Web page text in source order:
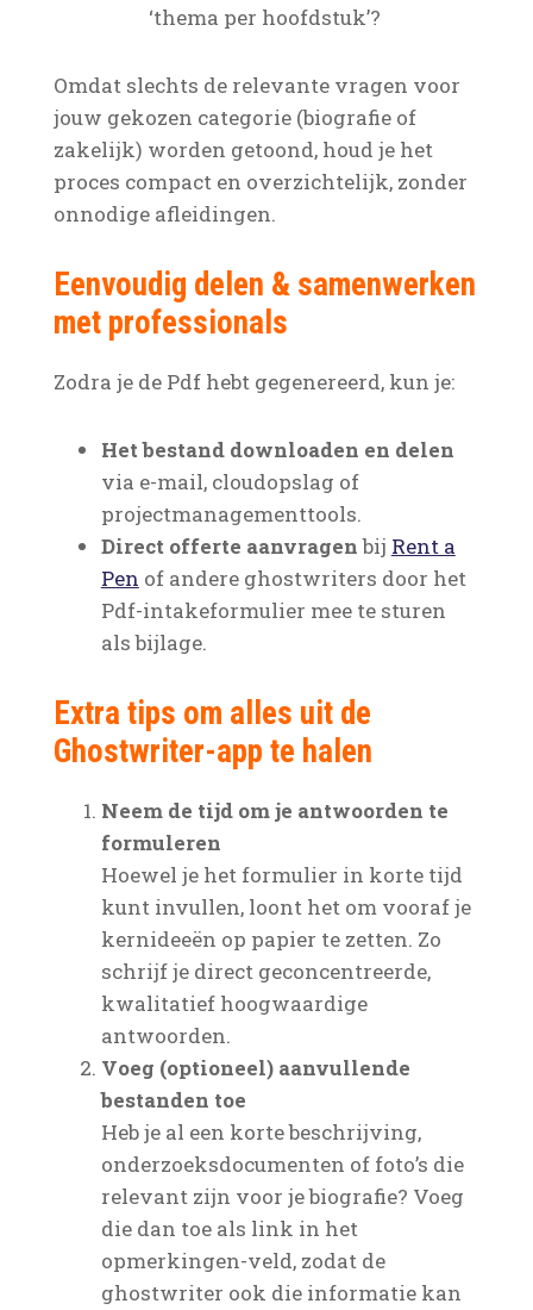
‘thema per hoofdstuk’?
Omdat slechts de relevante vragen voor
jouw gekozen categorie (biografie of
zakelijk) worden getoond, houd je het
proces compact en overzichtelijk, zonder
onnodige afleidingen.
Eenvoudig delen & samenwerken
met professionals
Zodra je de Pdf hebt gegenereerd, kun je:
Het bestand downloaden en delen
via e-mail, cloudopslag of
projectmanagementtools.
Direct offerte aanvragenbij Rent a
Pen of andere ghostwriters door het
Pdf-intakeformulier mee te sturen
als bijlage.
Extra tips om alles uit de
Ghostwriter-app te halen
Neem de tijd om je antwoorden te
formuleren
Hoewel je het formulier in korte tijd
kunt invullen, loont het om vooraf je
kernideeën op papier te zetten. Zo
schrijf je direct geconcentreerde,
kwalitatief hoogwaardige
antwoorden.
Voeg (optioneel) aanvullende
bestanden toe
Heb je al een korte beschrijving,
onderzoeksdocumenten of foto’s die
relevant zijn voor je biografie? Voeg
die dan toe als link in het
opmerkingen-veld, zodat de
ghostwriter ook die informatie kan